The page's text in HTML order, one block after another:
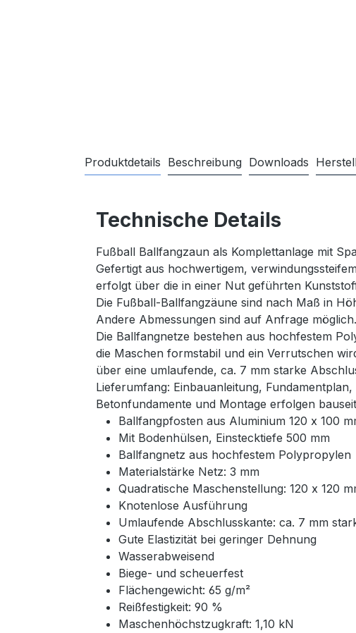
Produktdetails Beschreibung Downloads
Technische Details
Fußball Ballfangzaun als Komplettanlage mit
Gefertigt aus hochwertigem,
erfolgt über die in einer Nut geführten
Die Fußball-Ballfangzäune sind nach Maß in
Andere Abmessungen sind auf Anfrage
Die Ballfangnetze bestehen aus hochfestem
die Maschen formstabil und ein Verrutschen
über eine umlaufende, ca. 7 mm starke
Lieferumfang: Einbauanleitung,
Betonfundamente und Montage erfolgen
Ballfangpfosten aus Aluminium 120 x 100
Mit Bodenhülsen, Einstecktiefe 500 mm
Ballfangnetz aus hochfestem Polypropylen
Materialstärke Netz: 3 mm
Quadratische Maschenstellung: 120 x 120
Knotenlose Ausführung
Umlaufende Abschlusskante: ca. 7 mm
Gute Elastizität bei geringer Dehnung
Wasserabweisend
Biege- und scheuerfest
Flächengewicht: 65 g/m²
Reißfestigkeit: 90 %
Maschenhöchstzugkraft: 1,10 kN